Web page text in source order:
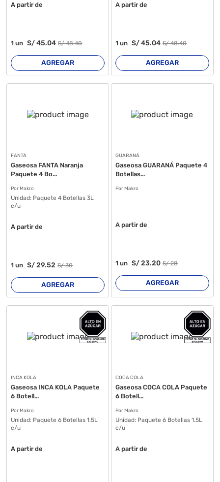
A partir de
1un S/45.04 S/48.40
AGREGAR
A partir de
1 un S/45.04 S/48.40
AGREGAR
FANTA
Gaseosa FANTA Naranja
Paquete 4 Bo...
Por Makro
Unidad: Paquete 4 Botellas 3L
c/u
A partir de
1un S/29.52 S/30
AGREGAR
GUARANÁ
Gaseosa GUARANÁ Paquete 4
Botellas...
Por Makro
A partir de
1 un S/23.20 S/28
AGREGAR
INCA KOLA
Gaseosa INCA KOLA Paquete
6 Botell...
Por Makro
Unidad: Paquete 6 Botellas 1.5L
c/u
A partir de
COCA COLA
Gaseosa COCA COLA Paquete
6 Botell...
Por Makro
Unidad: Paquete 6 Botellas 1.5L
c/u
A partir de